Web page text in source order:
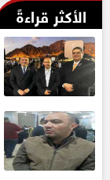
الأكثر قراءةً